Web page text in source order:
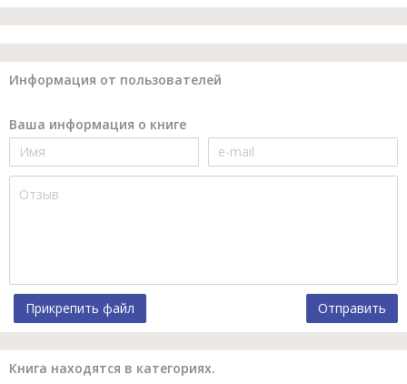
Информация от пользователей
Ваша информация о книге
Прикрепить файл Отправить
Книга находятся в категориях.